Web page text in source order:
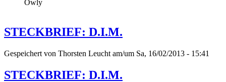
Owly
STECKBRIEF: D.I.M.
Gespeichert von Thorsten Leucht am/um Sa, 16/02/2013 - 15:41
STECKBRIEF: D.I.M.